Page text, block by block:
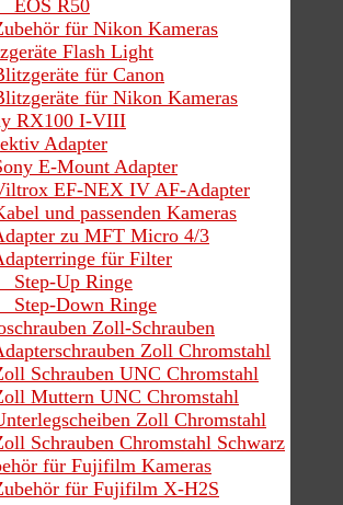
R50
für Nikon Kameras
Flash Light
für Canon
für Nikon Kameras
RX100 I-VIII
Adapter
E-Mount Adapter
EF-NEX IV AF-Adapter
und passenden Kameras
zu MFT Micro 4/3
für Filter
Up Ringe
Down Ringe
Zoll-Schrauben
Zoll Chromstahl
UNC Chromstahl
UNC Chromstahl
Zoll Chromstahl
Chromstahl Schwarz
für Fujifilm Kameras
für Fujifilm X-H2S